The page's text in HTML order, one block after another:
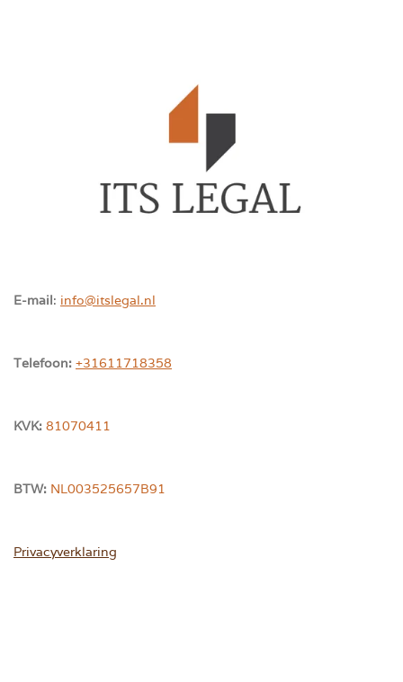
E-mail: info@itslegal.nl
Telefoon: +31611718358
KVK: 81070411
BTW: NL003525657B91
Privacyverklaring